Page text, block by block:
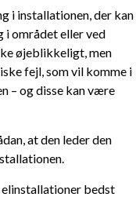
i installationen, der kan
i området eller ved
øjeblikkeligt, men
fejl, som vil komme i
– og disse kan være
at den leder den
bedst